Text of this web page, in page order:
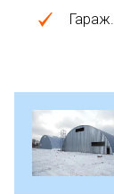
Гараж.